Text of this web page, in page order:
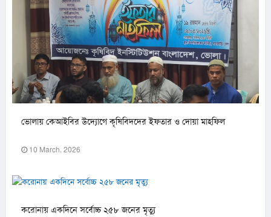
ভোলায় কেআইবির উদ্যোগে কৃষিবিদদের ইফতার ও দোয়া মাহফিল
10 March, 2026
করোনায় একদিনে সর্বোচ্চ ২৫৮ জনের মৃত্যু